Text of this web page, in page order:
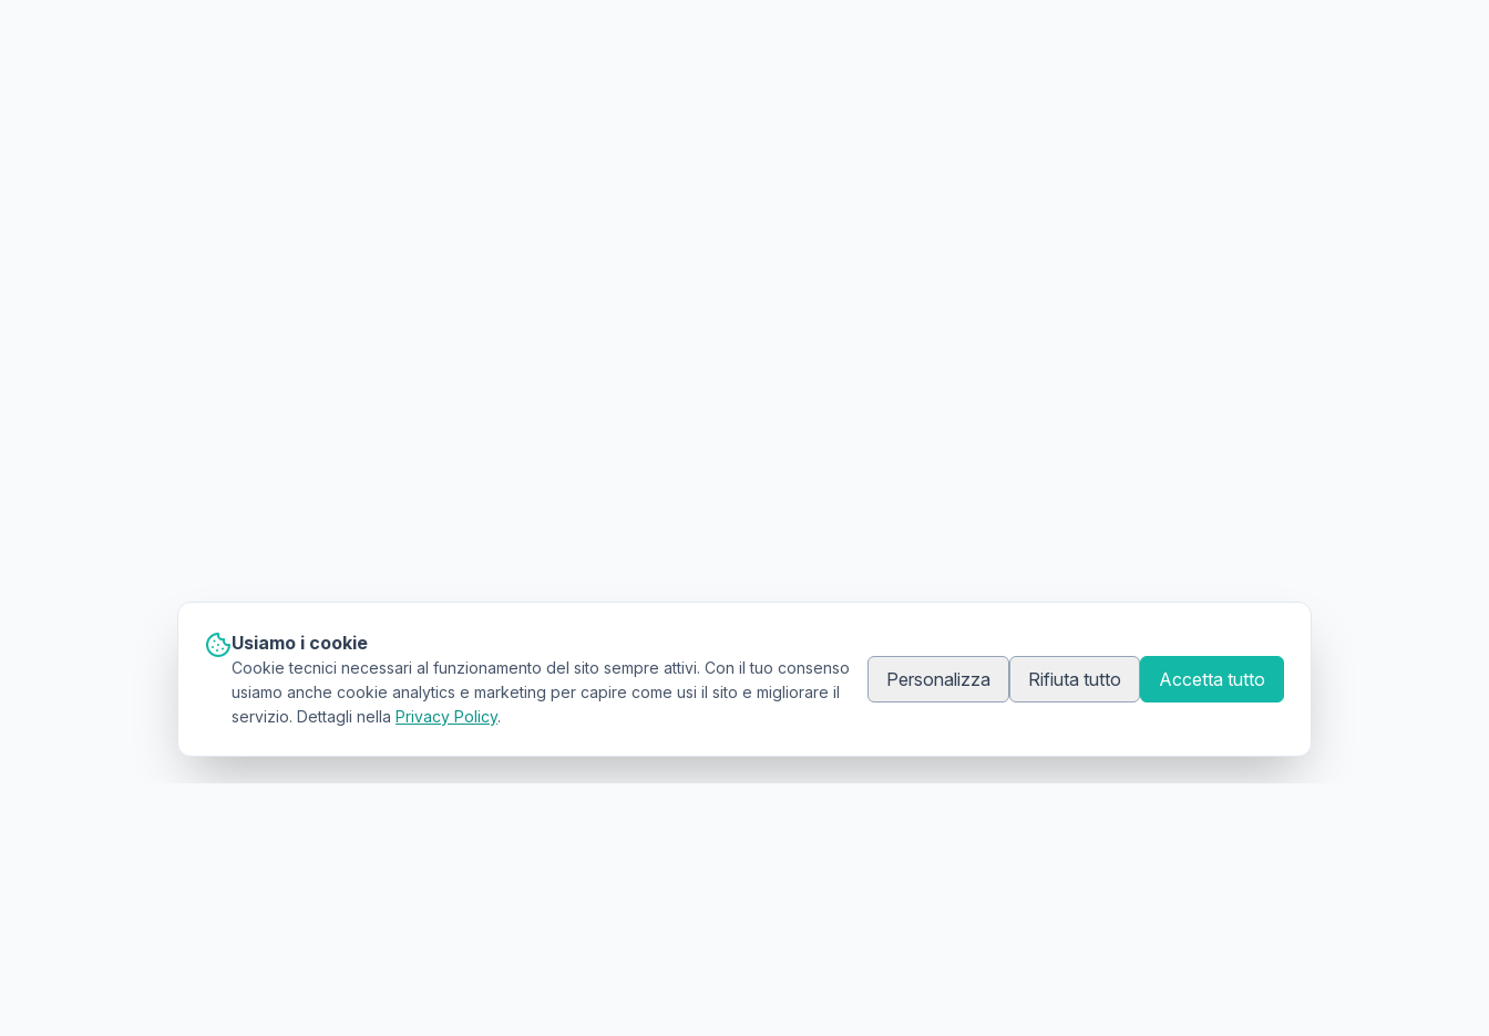
Usiamo i cookie
Cookie tecnici necessari al funzionamento del sito sempre attivi. Con il tuo consenso
usiamo anche cookie analytics e marketing per capire come usi il sito e migliorare il
servizio. Dettagli nella Privacy Policy.
Personalizza Rifiuta tutto Accetta tutto